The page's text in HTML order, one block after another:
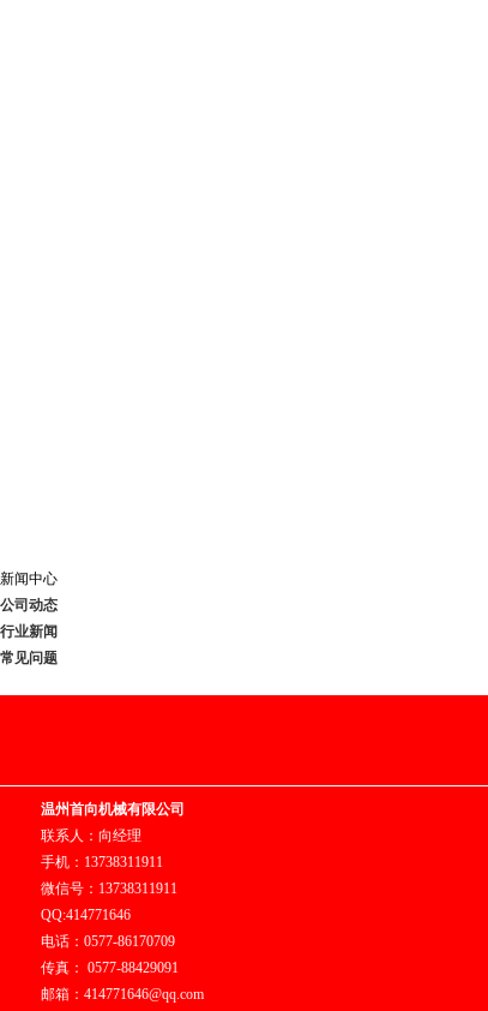
新闻中心
公司动态
行业新闻
常见问题
温州首向机械有限公司
联系人：向经理
手机：13738311911
微信号：13738311911
QQ:414771646
电话：0577-86170709
传真： 0577-88429091
邮箱：414771646@qq.com